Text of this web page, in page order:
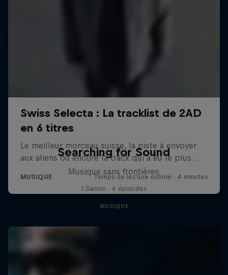
Searching for Sound
Musique sans frontières
1 Saison · 4 épisodes
MUSIQUE